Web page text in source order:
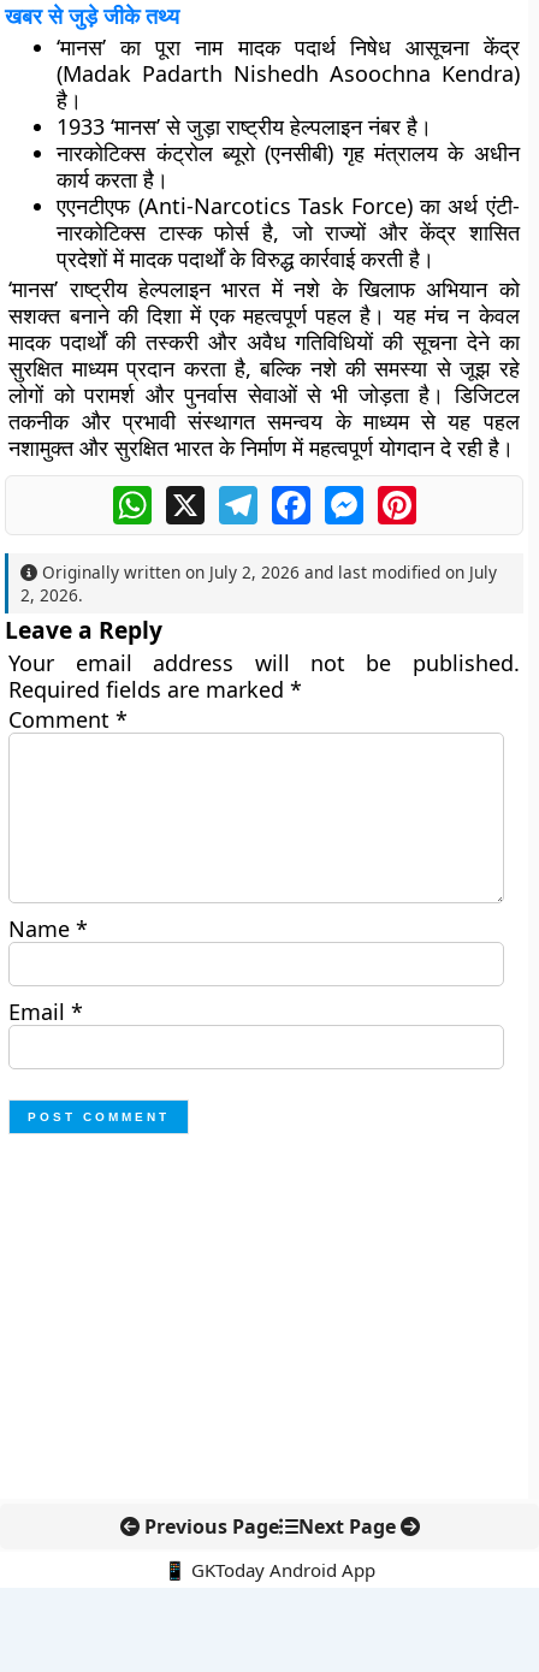
खबर से जुड़े जीके तथ्य
‘मानस’ का पूरा नाममादक पदार्थ निषेध आसूचना केंद्र
(Madak Padarth Nishedh Asoochna Kendra)
है।
1933 ‘मानस’ से जुड़ा राष्ट्रीय हेल्पलाइन नंबर है।
नारकोटिक्स कंट्रोल ब्यूरो (एनसीबी) गृह मंत्रालय के अधीन
कार्य करता है।
एएनटीएफ (Anti-Narcotics Task Force) का अर्थ एंटी-
नारकोटिक्स टास्क फोर्स है, जो राज्यों और केंद्र शासित
प्रदेशों में मादक पदार्थों के विरुद्ध कार्रवाई करती है।
‘मानस’ राष्ट्रीय हेल्पलाइन भारत में नशे के खिलाफ अभियान को
सशक्त बनाने की दिशा में एक महत्वपूर्ण पहल है। यह मंच न केवल
मादक पदार्थों की तस्करी और अवैध गतिविधियों की सूचना देने का
सुरक्षित माध्यम प्रदान करता है, बल्कि नशे की समस्या से जूझ रहे
लोगों को परामर्श और पुनर्वास सेवाओं से भी जोड़ता है। डिजिटल
तकनीक और प्रभावी संस्थागत समन्वय के माध्यम से यह पहल
नशामुक्त और सुरक्षित भारत के निर्माण में महत्वपूर्ण योगदान दे रही है।
WhatsApp
X TelegramFacebookMessengerPinterest
Originally written on July 2, 2026 and last modified on July
2, 2026.
Leave a Reply
Your email address will not be published.
Required fields are marked*
Comment*
Name*
Email*
Previous Page Next Page
📱 GKToday Android App